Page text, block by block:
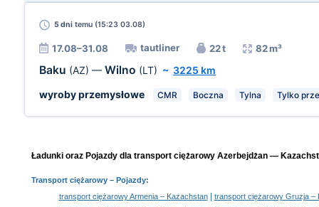
5 dni temu (15:23 03.08)
17.08–31.08 tautliner 22 t 82 m³
Baku (AZ) — Wilno (LT) ~ 3225 km
wyroby przemysłowe
CMR Boczna Tylna Tylko
Ładunki oraz Pojazdy dla transport ciężarowy Azerbejdżan —
Transport ciężarowy– Pojazdy:
transport ciężarowy Armenia – Kazachstan|
transport ciężarowy Gruzja –